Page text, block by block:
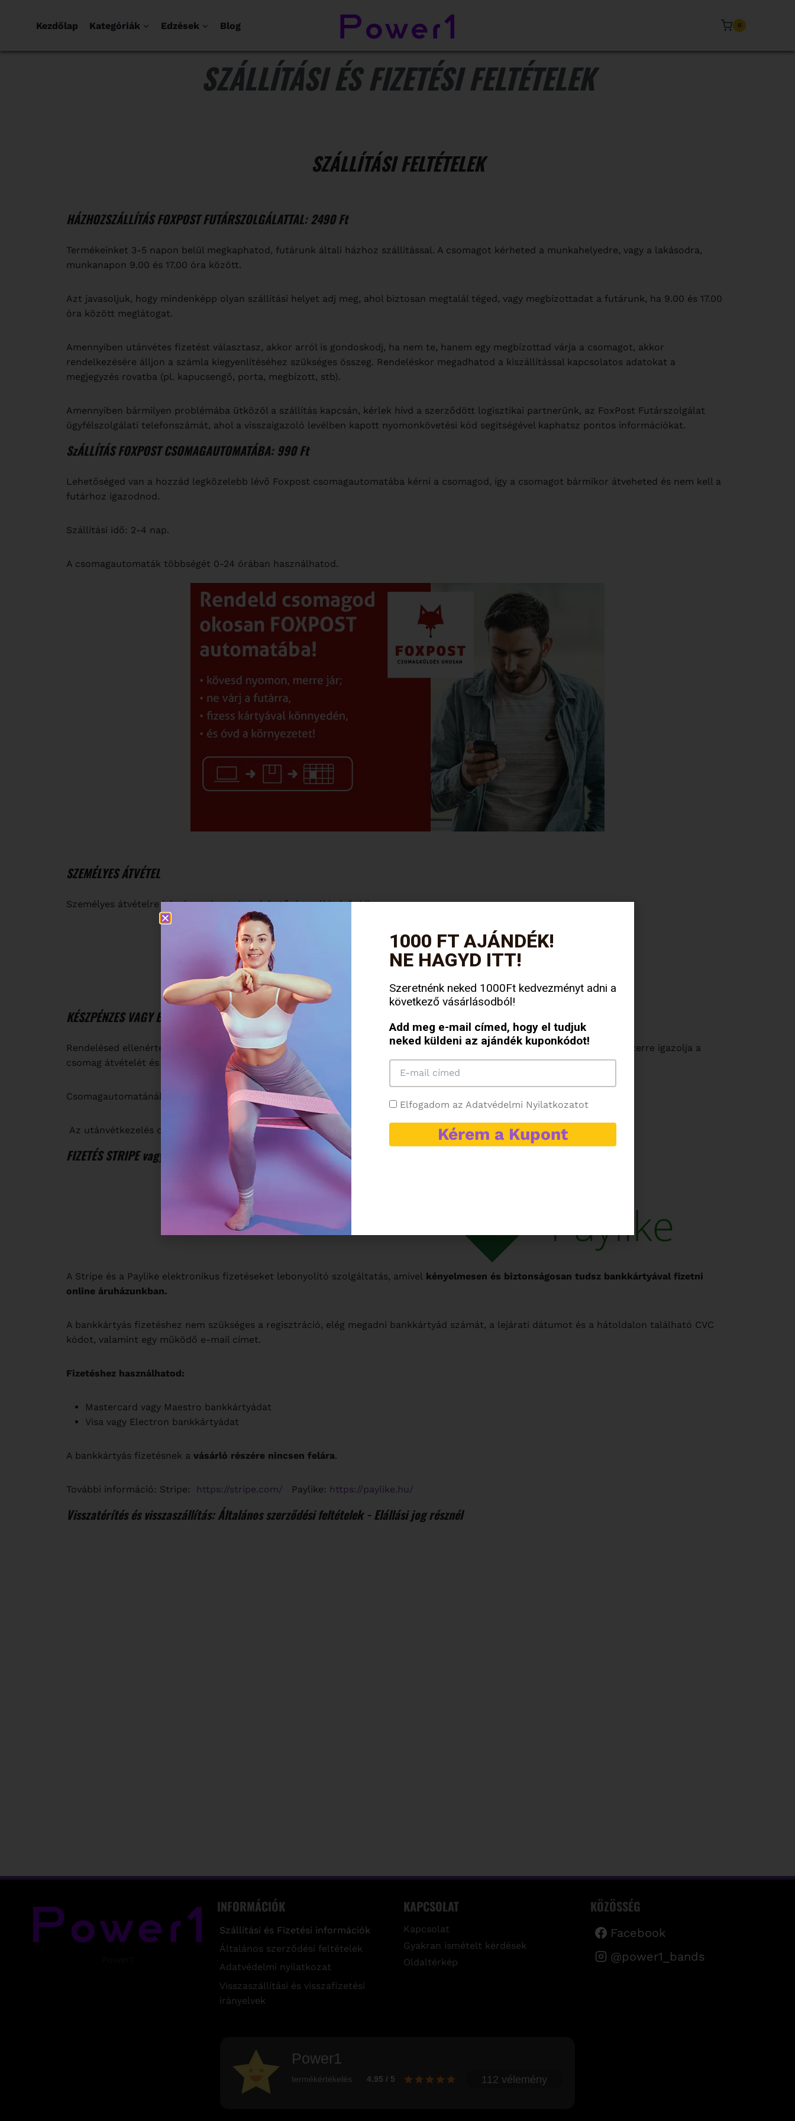
Kezdőlap Kategóriák Edzések Blog 0
SZÁLLÍTÁSI ÉS FIZETÉSI FELTÉTELEK
SZÁLLÍTÁSI FELTÉTELEK
HÁZHOZSZÁLLÍTÁS FOXPOST FUTÁRSZOLGÁLATTAL: 2490 Ft
Termékeinket 3-5 napon belül megkaphatod, futárunk általi házhoz szállítással. A csomagot kérheted a munkahelyedre, vagy a lakásodra,
munkanapon 9.00 és 17.00 óra között.
Azt javasoljuk, hogy mindenképp olyan szállítási helyet adj meg, ahol biztosan megtalál téged, vagy megbízottadat a futárunk, ha 9.00 és 17.00
óra között meglátogat.
Amennyiben utánvétes fizetést választasz, akkor arról is gondoskodj, ha nem te, hanem egy megbízottad várja a csomagot, akkor
rendelkezésére álljon a számla kiegyenlítéséhez szükséges összeg. Rendeléskor megadhatod a kiszállítással kapcsolatos adatokat a
megjegyzés rovatba (pl. kapucsengő, porta, megbízott, stb).
Amennyiben bármilyen problémába ütközöl a szállítás kapcsán, kérlek hívd a szerződött logisztikai partnerünk, az FoxPost Futárszolgálat
ügyfélszolgálati telefonszámát, ahol a visszaigazoló levélben kapott nyomonkövetési kód segítségével kaphatsz pontos információkat.
SzÁLLÍTÁS FOXPOST CSOMAGAUTOMATÁBA: 990 Ft
Lehetőséged van a hozzád legközelebb lévő Foxpost csomagautomatába kérni a csomagod, így a csomagot bármikor átveheted és nem kell a
futárhoz igazodnod.
Szállítási idő: 2-4 nap.
A csomagautomaták többségét 0-24 órában használhatod.
SZEMÉLYES ÁTVÉTEL
Személyes átvételre jelenleg sajnos nincs lehetőség székhelyünkön.
FIZETÉSI FELTÉTELEK
KÉSZPÉNZES VAGY BANKKÁRTYÁS FIZETÉS (UTÁNVÉT)
Rendelésed ellenértékét a kiszállítást végző futárnak is kifizetheted. Ekkor egy olyan elismervényt kapsz majd, amely egyszerre igazolja a
csomag átvételét és a fizetés tényét.
Csomagautomatánál bankkártyás fizetésre van lehetőség.
Az utánvétkezelés díja 300 Ft.
FIZETÉS STRIPE vagy PAYLIKE SEGÍTSÉGÉVEL (ONLINE BANKKÁRTYÁS FIZETÉS)
A Stripe és a Paylike elektronikus fizetéseket lebonyolító szolgáltatás, amivel kényelmesen és biztonságosan tudsz bankkártyával fizetni
online áruházunkban.
A bankkártyás fizetéshez nem szükséges a regisztráció, elég megadni bankkártyád számát, a lejárati dátumot és a hátoldalon található CVC
kódot, valamint egy működő e-mail címet.
Fizetéshez használhatod:
Mastercard vagy Maestro bankkártyádat
Visa vagy Electron bankkártyádat
A bankkártyás fizetésnek a vásárló részére nincsen felára.
További információ: Stripe: https://stripe.com/ Paylike: https://paylike.hu/
Visszatérítés és visszaszállítás: Általános szerződési feltételek - Elállási jog résznél
INFORMÁCIÓK
Szállítási és Fizetési információk
Általános szerződési feltételek
Adatvédelmi nyilatkozat
Visszaszállítási és visszafizetési
irányelvek
KAPCSOLAT
Kapcsolat
Gyakran ismételt kérdések
Oldaltérkép
KÖZÖSSÉG
Facebook
@power1_bands
Power1
termékértékelés 4.95 / 5 112 vélemény
1000 FT AJÁNDÉK!
NE HAGYD ITT!
Szeretnénk neked 1000Ft kedvezményt adni a
következő vásárlásodból!
Add meg e-mail címed, hogy el tudjuk
neked küldeni az ajándék kuponkódot!
Elfogadom az Adatvédelmi Nyilatkozatot
Kérem a Kupont